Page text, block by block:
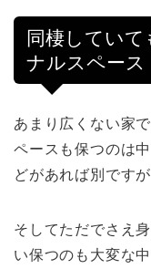
同棲してい
ナルスペース
あまり広くない家
ペースも保つのは
どがあれば別ですが
そしてただでさえ
い保つのも大変な